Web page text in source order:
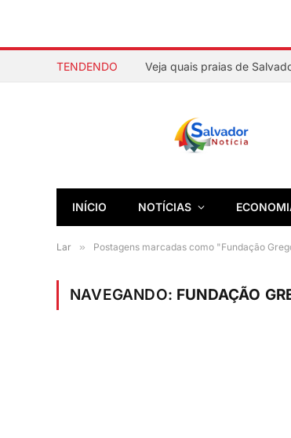
TENDENDO
INÍCIO NOTÍCIAS
Lar » Postagens marcadas como "Fundação
NAVEGANDO: FUNDAÇÃO